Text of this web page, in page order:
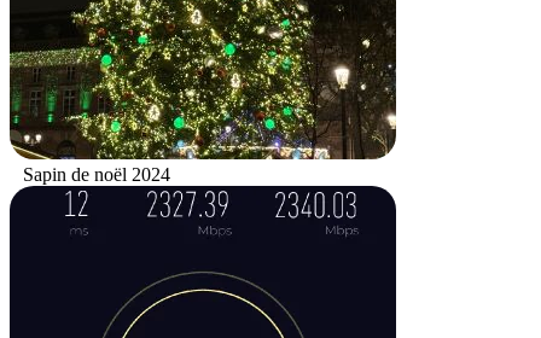
Sapin de noël 2024